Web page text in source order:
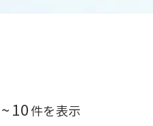
~10件を表示